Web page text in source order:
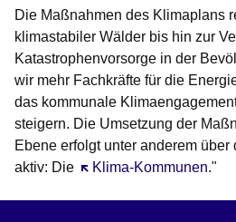
Die Maßnahmen des Klimaplans
klimastabiler Wälder bis hin zur
Katastrophenvorsorge in der
wir mehr Fachkräfte für die
das kommunale
steigern. Die Umsetzung der
Ebene erfolgt unter anderem
aktiv: Die
Klima-Kommunen
Öffnet sich in einem ."